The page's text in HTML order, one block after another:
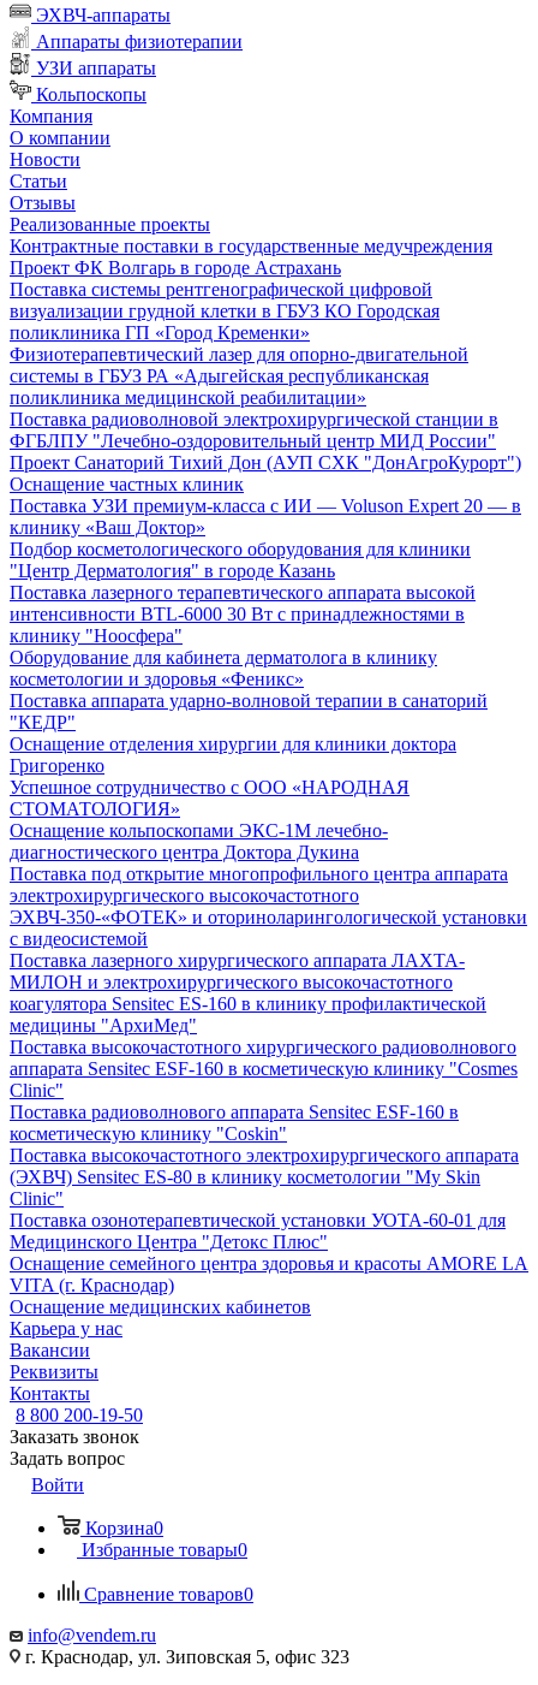
ЭХВЧ-аппараты
Аппараты физиотерапии
УЗИ аппараты
Кольпоскопы
Компания
О компании
Новости
Статьи
Отзывы
Реализованные проекты
Контрактные поставки в государственные медучреждения
Проект ФК Волгарь в городе Астрахань
Поставка системы рентгенографической цифровой
визуализации грудной клетки в ГБУЗ КО Городская
поликлиника ГП «Город Кременки»
Физиотерапевтический лазер для опорно-двигательной
системы в ГБУЗ РА «Адыгейская республиканская
поликлиника медицинской реабилитации»
Поставка радиоволновой электрохирургической станции в
ФГБЛПУ "Лечебно-оздоровительный центр МИД России"
Проект Санаторий Тихий Дон (АУП СХК "ДонАгроКурорт")
Оснащение частных клиник
Поставка УЗИ премиум-класса с ИИ — Voluson Expert 20 — в
клинику «Ваш Доктор»
Подбор косметологического оборудования для клиники
"Центр Дерматология" в городе Казань
Поставка лазерного терапевтического аппарата высокой
интенсивности BTL-6000 30 Вт с принадлежностями в
клинику "Ноосфера"
Оборудование для кабинета дерматолога в клинику
косметологии и здоровья «Феникс»
Поставка аппарата ударно-волновой терапии в санаторий
"КЕДР"
Оснащение отделения хирургии для клиники доктора
Григоренко
Успешное сотрудничество с ООО «НАРОДНАЯ
СТОМАТОЛОГИЯ»
Оснащение кольпоскопами ЭКС-1М лечебно-
диагностического центра Доктора Дукина
Поставка под открытие многопрофильного центра аппарата
электрохирургического высокочастотного
ЭХВЧ-350-«ФОТЕК» и оториноларингологической установки
с видеосистемой
Поставка лазерного хирургического аппарата ЛАХТА-
МИЛОН и электрохирургического высокочастотного
коагулятора Sensitec ES-160 в клинику профилактической
медицины "АрхиМед"
Поставка высокочастотного хирургического радиоволнового
аппарата Sensitec ESF-160 в косметическую клинику "Cosmes
Clinic"
Поставка радиоволнового аппарата Sensitec ESF-160 в
косметическую клинику "Coskin"
Поставка высокочастотного электрохирургического аппарата
(ЭХВЧ) Sensitec ES-80 в клинику косметологии "My Skin
Clinic"
Поставка озонотерапевтической установки УОТА-60-01 для
Медицинского Центра "Детокс Плюс"
Оснащение семейного центра здоровья и красоты AMORE LA
VITA (г. Краснодар)
Оснащение медицинских кабинетов
Карьера у нас
Вакансии
Реквизиты
Контакты
8 800 200-19-50
Заказать звонок
Задать вопрос
Войти
Корзина0
Избранные товары0
Сравнение товаров0
info@vendem.ru
г. Краснодар, ул. Зиповская 5, офис 323